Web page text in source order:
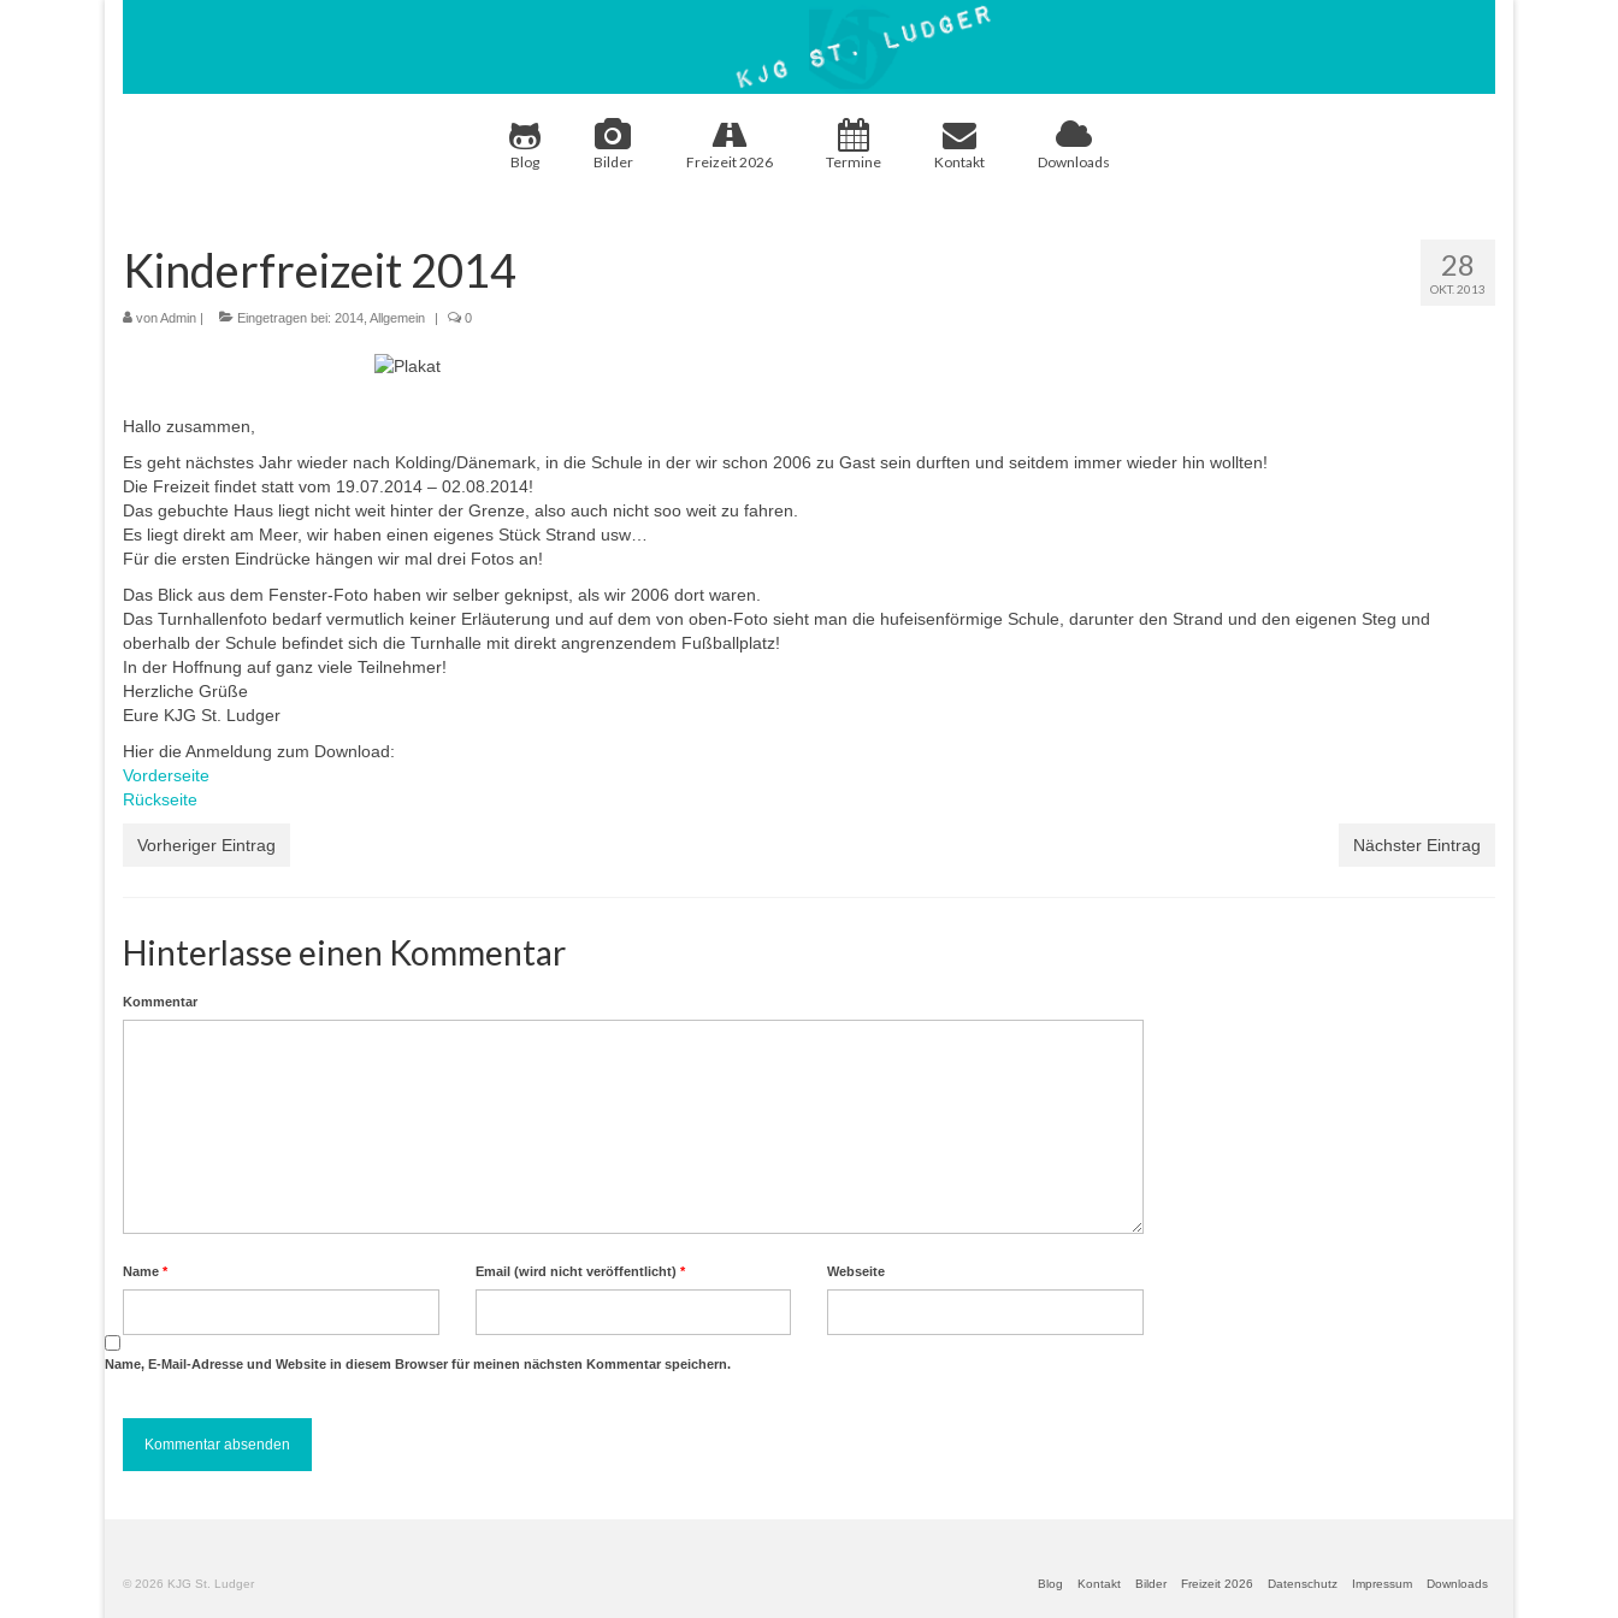
Blog Bilder Freizeit 2026 Termine Kontakt Downloads
28
OKT. 2013
Kinderfreizeit 2014
vonAdmin | Eingetragen bei: 2014 Allgemein | 0
Hallo zusammen,
Es geht nächstes Jahr wieder nach Kolding/Dänemark, in die Schule in der wir schon 2006 zu Gast sein durften und seitdem immer wieder hin wollten!
Die Freizeit findet statt vom 19.07.2014 – 02.08.2014!
Das gebuchte Haus liegt nicht weit hinter der Grenze, also auch nicht soo weit zu fahren.
Es liegt direkt am Meer, wir haben einen eigenes Stück Strand usw…
Für die ersten Eindrücke hängen wir mal drei Fotos an!
Das Blick aus dem Fenster-Foto haben wir selber geknipst, als wir 2006 dort waren.
Das Turnhallenfoto bedarf vermutlich keiner Erläuterung und auf dem von oben-Foto sieht man die hufeisenförmige Schule, darunter den Strand und den eigenen Steg und
oberhalb der Schule befindet sich die Turnhalle mit direkt angrenzendem Fußballplatz!
In der Hoffnung auf ganz viele Teilnehmer!
Herzliche Grüße
Eure KJG St. Ludger
Hier die Anmeldung zum Download:
Vorderseite
Rückseite
Vorheriger Eintrag Nächster Eintrag
Hinterlasse einen Kommentar
Kommentar
Name * Email (wird nicht veröffentlicht) * Webseite
Name, E-Mail-Adresse und Website in diesem Browser für meinen nächsten Kommentar speichern.
Blog Kontakt Bilder Freizeit 2026 Datenschutz Impressum Downloads
© 2026 KJG St. Ludger